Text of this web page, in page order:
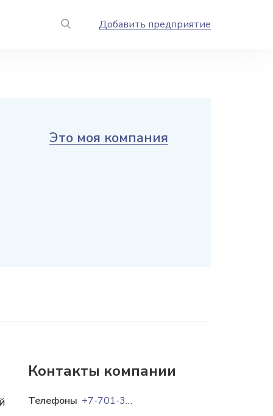
Добавить предприятие
Это моя компания
Контакты компании
Телефоны
+7-701-391-23-96